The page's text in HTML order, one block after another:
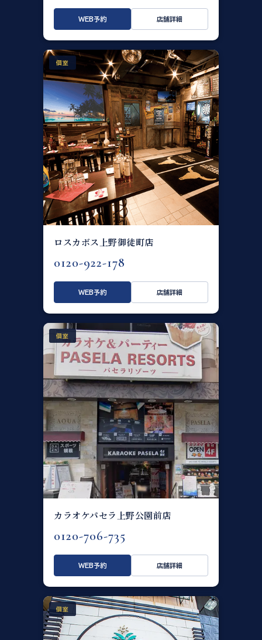
WEB予約 店舗詳細
個室
ロスカボス上野御徒町店
0120-922-178
WEB予約 店舗詳細
個室
カラオケパセラ上野公園前店
0120-706-735
WEB予約 店舗詳細
個室